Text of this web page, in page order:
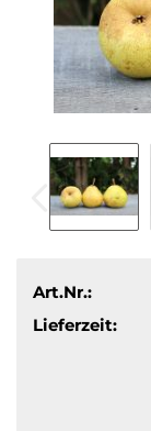
Art.Nr.:
Lieferzeit: